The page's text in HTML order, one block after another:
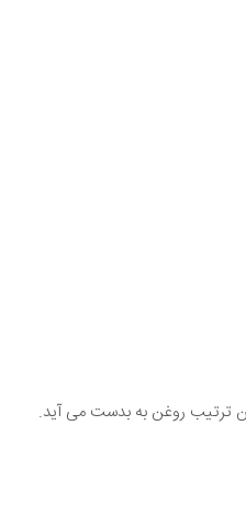
ترتیب روغن به بدست می آید.